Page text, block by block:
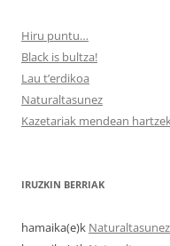
Hiru puntu…
Black is bultza!
Lau t’erdikoa
Naturaltasunez
Kazetariak mendean
IRUZKIN BERRIAK
hamaika(e)k Naturaltasunez